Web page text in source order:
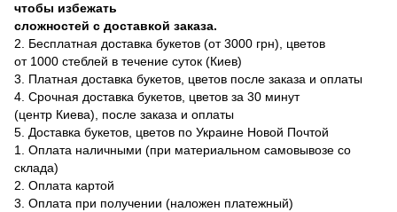
чтобы избежать
сложностей с доставкой заказа.
2. Бесплатная доставка букетов (от 3000 грн), цветов
от 1000 стеблей в течение суток (Киев)
3. Платная доставка букетов, цветов после заказа и оплаты
4. Срочная доставка букетов, цветов за 30 минут
(центр Киева), после заказа и оплаты
5. Доставка букетов, цветов по Украине Новой Почтой
1. Оплата наличными (при материальном самовывозе со
склада)
2. Оплата картой
3. Оплата при получении (наложен платежный)